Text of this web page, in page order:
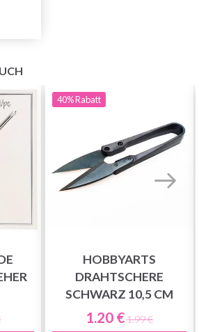
40%Rabatt
HOBBYARTS
DRAHTSCHERE
SCHWARZ 10,5 CM
1.20 €1.99 €